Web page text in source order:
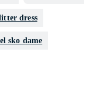
dress
sko dame